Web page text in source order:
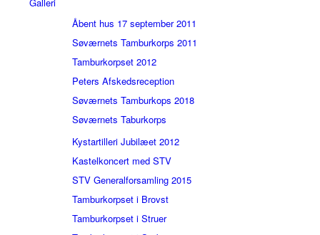
Åbent hus 17 september 2011
Søværnets Tamburkorps 2011
Tamburkorpset 2012
Peters Afskedsreception
Søværnets Tamburkops 2018
Søværnets Taburkorps
Kystartilleri Jubilæet 2012
Kastelkoncert med STV
STV Generalforsamling 2015
Tamburkorpset i Brovst
Tamburkorpset i Struer